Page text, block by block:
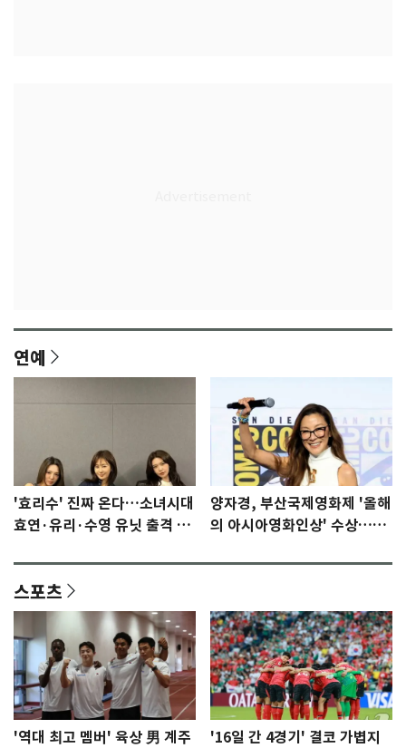
연예
'효리수' 진짜 온다…소녀시대
효연·유리·수영 유닛 출격 [N
양자경, 부산국제영화제 '올해
의 아시아영화인상' 수상…15
스포츠
'역대 최고 멤버' 육상 男 계주
'16일 간 4경기' 결코 가볍지